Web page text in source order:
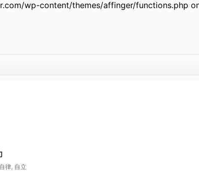
wp-content/themes/affinger/functions.php
自律, 自立